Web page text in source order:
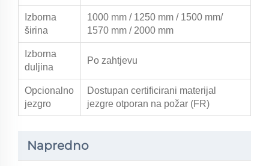
Izborna
širina
1000 mm / 1250 mm / 1500 mm/
1570 mm / 2000 mm
Izborna
duljina
Po zahtjevu
Opcionalno
jezgro
Dostupan certificirani materijal
jezgre otporan na požar (FR)
Napredno